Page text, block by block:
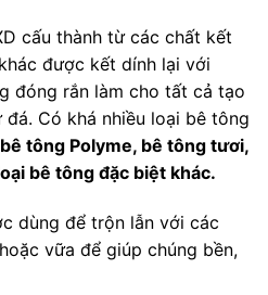
cấu thành từ các chất kết
được kết dính lại với
đóng rắn làm cho tất cả tạo
đá. Có khá nhiều loại bê tông
tông Polyme, bê tông tươi,
bê tông đặc biệt khác.
dùng để trộn lẫn với các
vữa để giúp chúng bền,